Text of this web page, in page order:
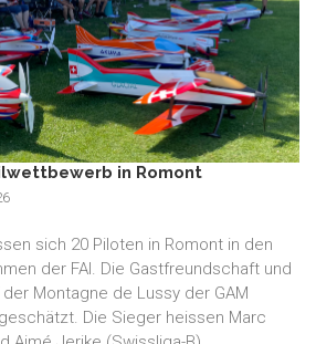
in Romont
sich 20 Piloten in Romont in den
der FAI. Die Gastfreundschaft und
Montagne de Lussy der GAM
Die Sieger heissen Marc